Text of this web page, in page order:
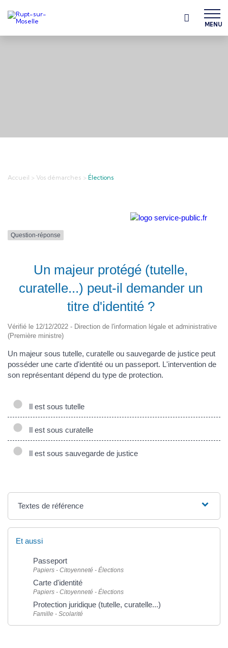
MENU
Accueil > Vos démarches > Élections
Question-réponse
Un majeur protégé (tutelle,
curatelle...) peut-il demander un
titre d'identité ?
Vérifié le 12/12/2022 - Direction de l'information légale et administrative
(Première ministre)
Un majeur sous tutelle, curatelle ou sauvegarde de justice peut
posséder une carte d'identité ou un passeport. L'intervention de
son représentant dépend du type de protection.
Il est sous tutelle
Il est sous curatelle
Il est sous sauvegarde de justice
Textes de référence
Et aussi
Passeport
Papiers - Citoyenneté - Élections
Carte d'identité
Papiers - Citoyenneté - Élections
Protection juridique (tutelle, curatelle...)
Famille - Scolarité